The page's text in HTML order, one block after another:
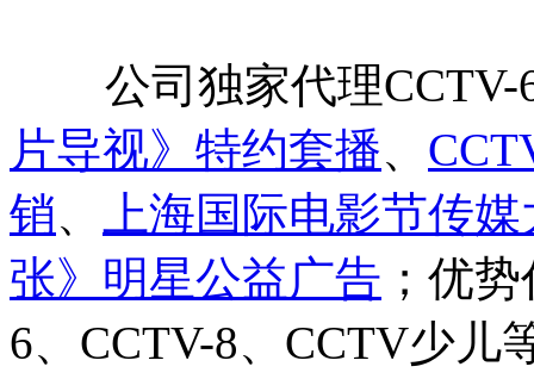
公司独家代理CCTV-6
片导视》特约套播、
销、
上海国际电影节传
张》明星公益广告 ；优
6、CCTV-8、CCTV少儿